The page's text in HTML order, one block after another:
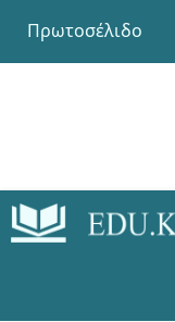
Πρωτοσέλιδο